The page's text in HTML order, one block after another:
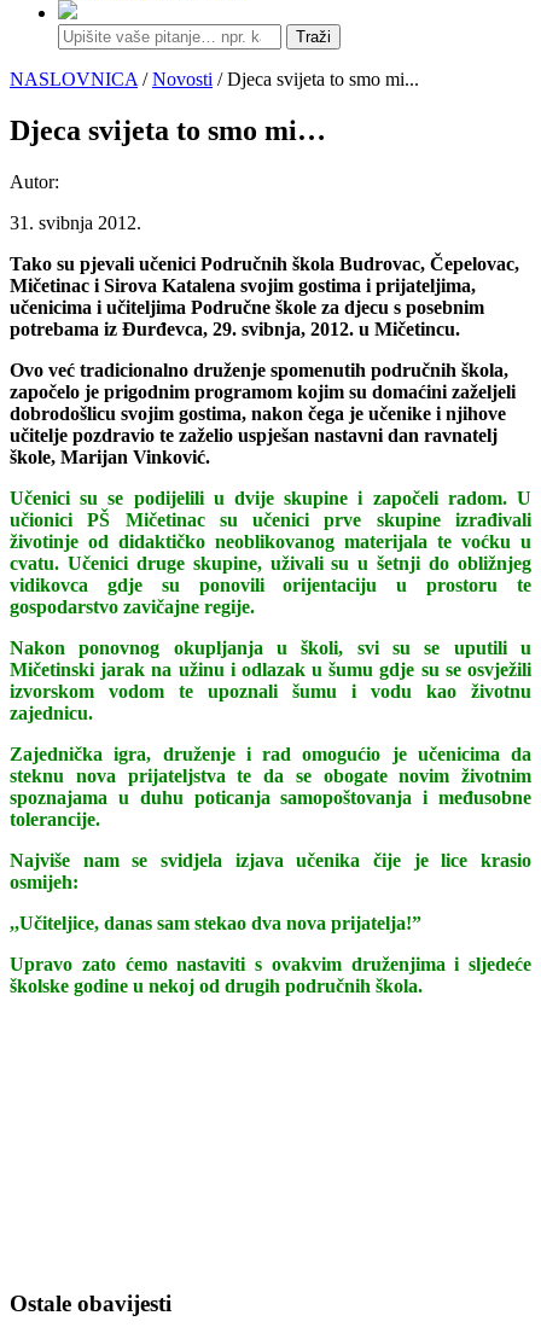
Traži
NASLOVNICA /Novosti / Djeca svijeta to smo mi...
Djeca svijeta to smo mi…
Autor:
31. svibnja 2012.
Tako su pjevali učenici Područnih škola Budrovac, Čepelovac,
Mičetinac i Sirova Katalena svojim gostima i prijateljima,
učenicima i učiteljima Područne škole za djecu s posebnim
potrebama iz Đurđevca, 29. svibnja, 2012. u Mičetincu.
Ovo već tradicionalno druženje spomenutih područnih škola,
započelo je prigodnim programom kojim su domaćini zaželjeli
dobrodošlicu svojim gostima, nakon čega je učenike i njihove
učitelje pozdravio te zaželio uspješan nastavni dan ravnatelj
škole, Marijan Vinković.
Učenici su se podijelili u dvije skupine i započeli radom. U
učionici PŠ Mičetinac su učenici prve skupine izrađivali
životinje od didaktičko neoblikovanog materijala te voćku u
cvatu. Učenici druge skupine, uživali su u šetnji do obližnjeg
vidikovca gdje su ponovili orijentaciju u prostoru te
gospodarstvo zavičajne regije.
Nakon ponovnog okupljanja u školi, svi su se uputili u
Mičetinski jarak na užinu i odlazak u šumu gdje su se osvježili
izvorskom vodom te upoznali šumu i vodu kao životnu
zajednicu.
Zajednička igra, druženje i rad omogućio je učenicima da
steknu nova prijateljstva te da se obogate novim životnim
spoznajama u duhu poticanja samopoštovanja i međusobne
tolerancije.
Najviše nam se svidjela izjava učenika čije je lice krasio
osmijeh:
,,Učiteljice, danas sam stekao dva nova prijatelja!”
Upravo zato ćemo nastaviti s ovakvim druženjima i sljedeće
školske godine u nekoj od drugih područnih škola.
Ostale obavijesti